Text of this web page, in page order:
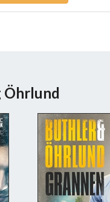
Öhrlund